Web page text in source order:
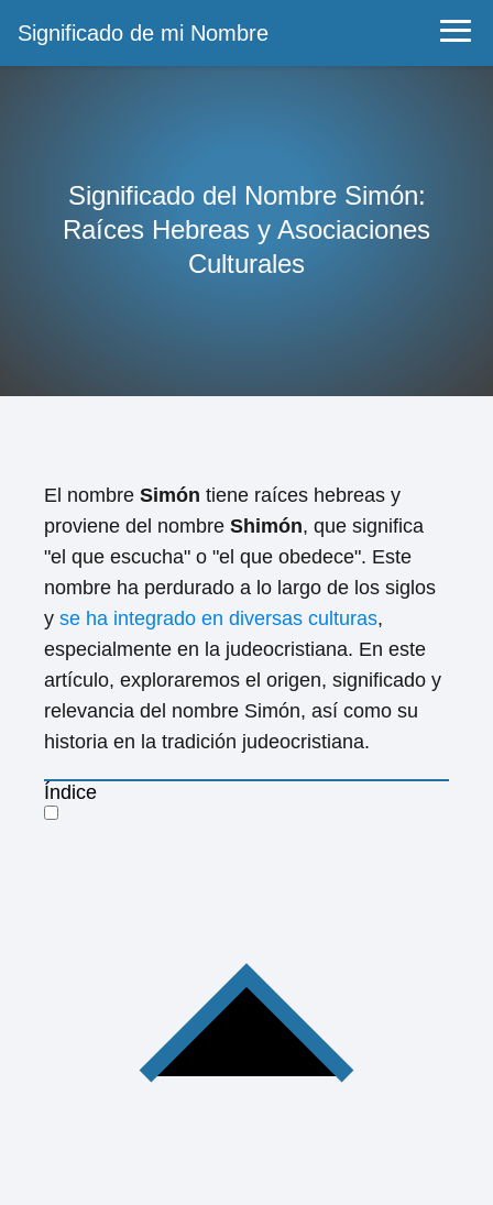
Significado de mi Nombre
Significado del Nombre Simón:
Raíces Hebreas y Asociaciones
Culturales
El nombre Simón tiene raíces hebreas y
proviene del nombre Shimón, que significa
"el que escucha" o "el que obedece". Este
nombre ha perdurado a lo largo de los siglos
y se ha integrado en diversas culturas,
especialmente en la judeocristiana. En este
artículo, exploraremos el origen, significado y
relevancia del nombre Simón, así como su
historia en la tradición judeocristiana.
Índice